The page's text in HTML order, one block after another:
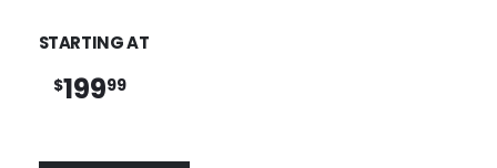
STARTING AT
$19999